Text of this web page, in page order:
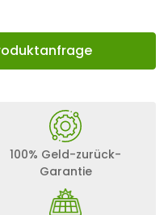
100% Geld-zurück-
Garantie